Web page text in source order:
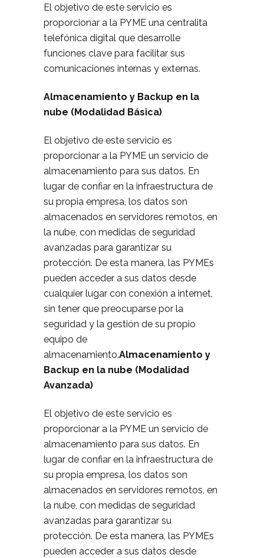
El objetivo de este servicio es
proporcionar a la PYME una centralita
telefónica digital que desarrolle
funciones clave para facilitar sus
comunicaciones internas y externas.
Almacenamiento y Backup en la
nube (Modalidad Básica)
El objetivo de este servicio es
proporcionar a la PYME un servicio de
almacenamiento para sus datos. En
lugar de confiar en la infraestructura de
su propia empresa, los datos son
almacenados en servidores remotos, en
la nube, con medidas de seguridad
avanzadas para garantizar su
protección. De esta manera, las PYMEs
pueden acceder a sus datos desde
cualquier lugar con conexión a internet,
sin tener que preocuparse por la
seguridad y la gestión de su propio
equipo de
almacenamiento.Almacenamiento y
Backup en la nube (Modalidad
Avanzada)
El objetivo de este servicio es
proporcionar a la PYME un servicio de
almacenamiento para sus datos. En
lugar de confiar en la infraestructura de
su propia empresa, los datos son
almacenados en servidores remotos, en
la nube, con medidas de seguridad
avanzadas para garantizar su
protección. De esta manera, las PYMEs
pueden acceder a sus datos desde